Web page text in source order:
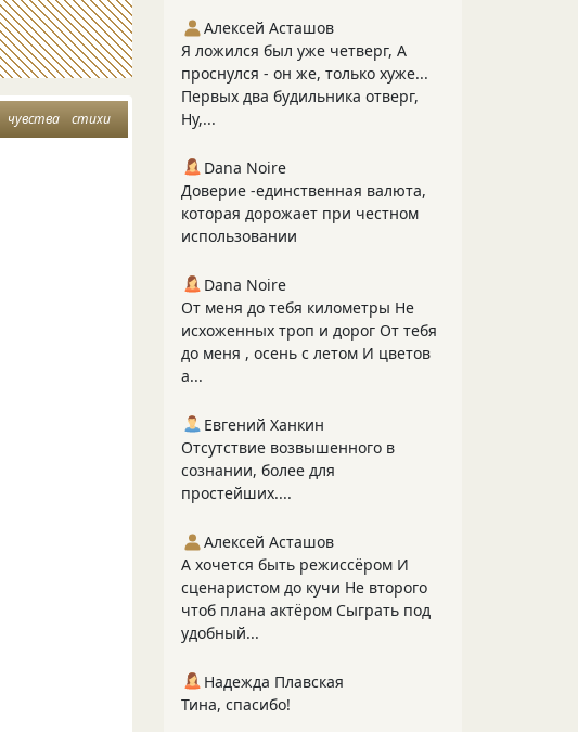
чувства стихи
Алексей Асташов
Я ложился был уже четверг, А
проснулся - он же, только хуже...
Первых два будильника отверг,
Ну,...
Dana Noire
Доверие -единственная валюта,
которая дорожает при честном
использовании
Dana Noire
От меня до тебя километры Не
исхоженных троп и дорог От тебя
до меня , осень с летом И цветов
а...
Евгений Ханкин
Отсутствие возвышенного в
сознании, более для
простейших....
Алексей Асташов
А хочется быть режиссёром И
сценаристом до кучи Не второго
чтоб плана актёром Сыграть под
удобный...
Надежда Плавская
Тина, спасибо!